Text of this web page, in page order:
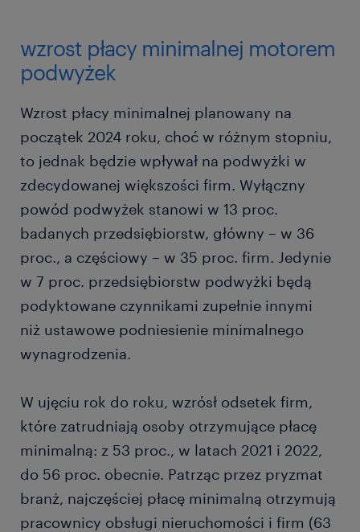
wzrost płacy minimalnej motorem
podwyżek
Wzrost płacy minimalnej planowany na
początek 2024 roku, choć w różnym stopniu,
to jednak będzie wpływał na podwyżki w
zdecydowanej większości firm. Wyłączny
powód podwyżek stanowi w 13 proc.
badanych przedsiębiorstw, główny – w 36
proc., a częściowy – w 35 proc. firm. Jedynie
w 7 proc. przedsiębiorstw podwyżki będą
podyktowane czynnikami zupełnie innymi
niż ustawowe podniesienie minimalnego
wynagrodzenia.
W ujęciu rok do roku, wzrósł odsetek firm,
które zatrudniają osoby otrzymujące płacę
minimalną: z 53 proc., w latach 2021 i 2022,
do 56 proc. obecnie. Patrząc przez pryzmat
branż, najczęściej płacę minimalną otrzymują
pracownicy obsługi nieruchomości i firm (63